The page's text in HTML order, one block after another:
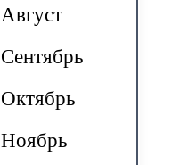
Август
Сентябрь
Октябрь
Ноябрь